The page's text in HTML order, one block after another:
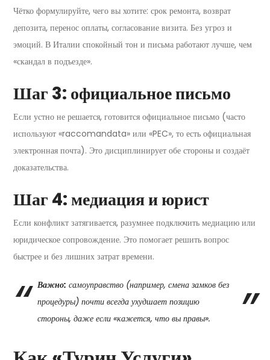
Чётко формулируйте, чего вы хотите: срок ремонта, возврат
депозита, перенос оплаты, согласование визита. Без угроз и
эмоций. В Италии спокойный тон и письма работают лучше, чем
«скандал в подъезде».
Шаг 3: официальное письмо
Если устно не решается, готовится официальное письмо (часто
используют «raccomandata» или «PEC», то есть официальная
электронная почта). Это дисциплинирует обе стороны и создаёт
доказательства.
Шаг 4: медиация и юрист
Если конфликт затягивается, разумнее подключить медиацию или
юридическое сопровождение. Это помогает решить вопрос
быстрее и без лишних затрат времени.
Важно: самоуправство (например, смена замков без
процедуры) почти всегда ухудшает позицию
стороны, даже если «кажется, что вы правы».